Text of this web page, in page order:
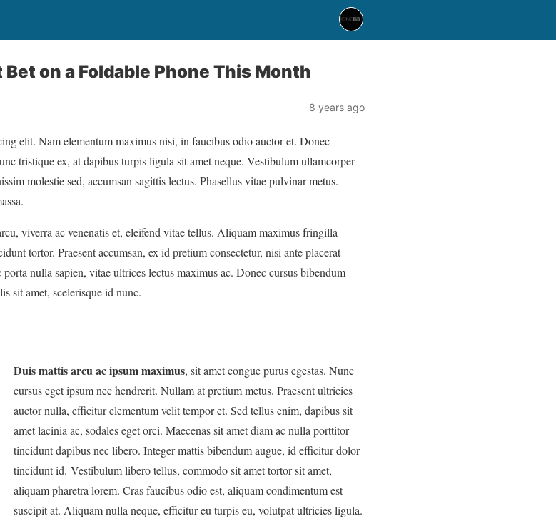
on a Foldable Phone This Month
8 years ago
elit. Nam elementum maximus nisi, in faucibus odio auctor et. Donec
tristique ex, at dapibus turpis ligula sit amet neque. Vestibulum ullamcorper
molestie sed, accumsan sagittis lectus. Phasellus vitae pulvinar metus.
viverra ac venenatis et, eleifend vitae tellus. Aliquam maximus fringilla
tortor. Praesent accumsan, ex id pretium consectetur, nisi ante placerat
nulla sapien, vitae ultrices lectus maximus ac. Donec cursus bibendum
sit amet, scelerisque id nunc.
Duis mattis arcu ac ipsum maximus, sit amet congue purus egestas. Nunc
cursus eget ipsum nec hendrerit. Nullam at pretium metus. Praesent ultricies
auctor nulla, efficitur elementum velit tempor et. Sed tellus enim, dapibus sit
amet lacinia ac, sodales eget orci. Maecenas sit amet diam ac nulla porttitor
tincidunt dapibus nec libero. Integer mattis bibendum augue, id efficitur dolor
tincidunt id. Vestibulum libero tellus, commodo sit amet tortor sit amet,
aliquam pharetra lorem. Cras faucibus odio est, aliquam condimentum est
suscipit at. Aliquam nulla neque, efficitur eu turpis eu, volutpat ultricies ligula.